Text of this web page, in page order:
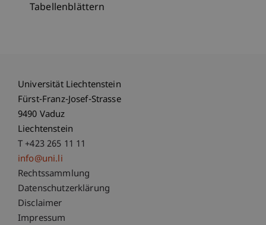
Tabellenblättern
Universität Liechtenstein
Fürst-Franz-Josef-Strasse
9490 Vaduz
Liechtenstein
T +423 265 11 11
info@uni.li
Fußzeile Rechtliche Hinweise
Rechtssammlung
Datenschutzerklärung
Disclaimer
Impressum